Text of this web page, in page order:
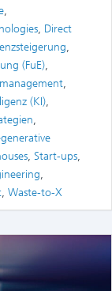
,
, Direct
,
(FuE),
,
(KI),
,
, Start-ups,
,
, Waste-to-X